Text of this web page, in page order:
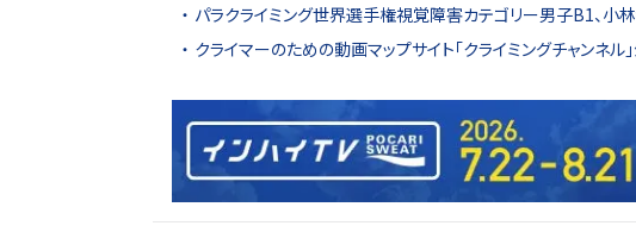
パラクライミング世界選手権視覚障害カテゴリー男子B1、小
クライマーのための動画マップサイト「クライミングチャンネ